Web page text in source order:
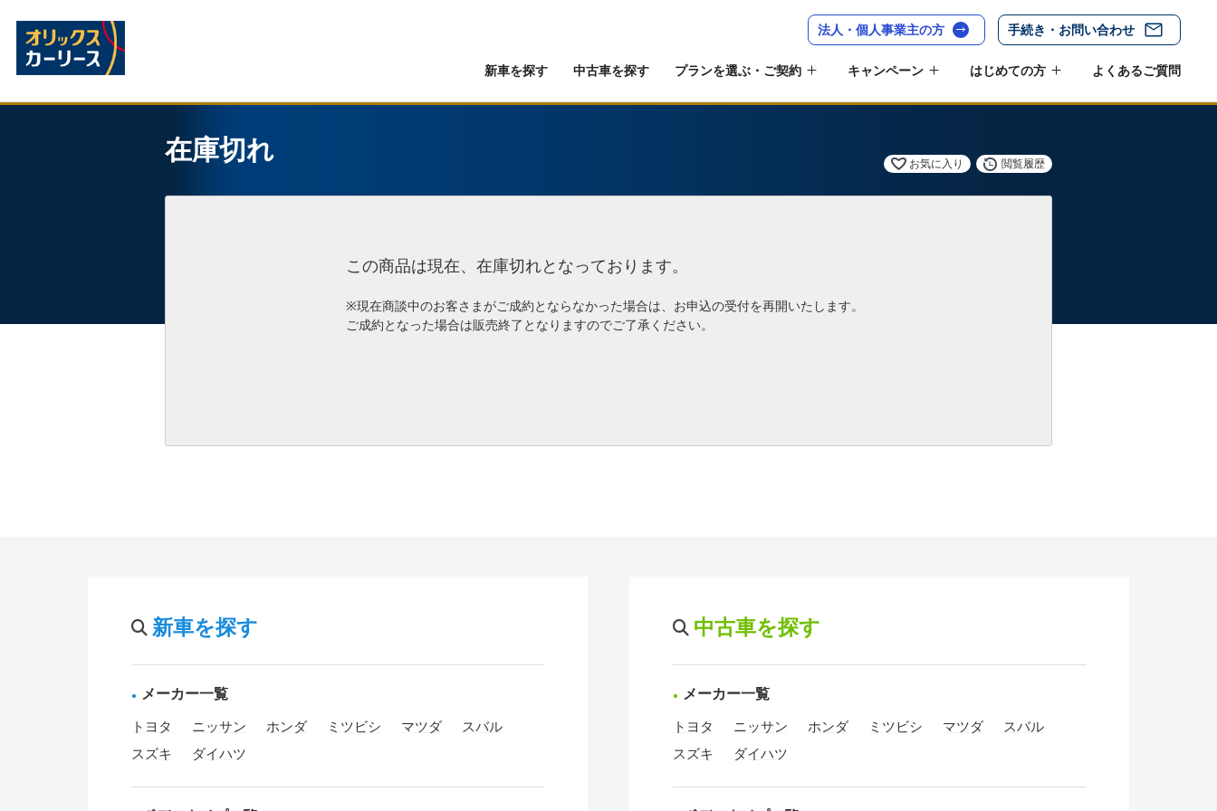
法人・個人事業主の方 手続き・お問い合わせ
新車を探す 中古車を探す プランを選ぶ・ご契約 キャンペーン はじめての方 よくあるご質問
在庫切れ お気に入り 閲覧履歴
この商品は現在、在庫切れとなっております。
※現在商談中のお客さまがご成約とならなかった場合は、お申込の受付を再開いたします。
ご成約となった場合は販売終了となりますのでご了承ください。
新車を探す
メーカー一覧
トヨタ ニッサン ホンダ ミツビシ マツダ
スバル
スズキ
ダイハツ
中古車を探す
メーカー一覧
トヨタ ニッサン ホンダ ミツビシ マツダ
スバル
スズキ
ダイハツ